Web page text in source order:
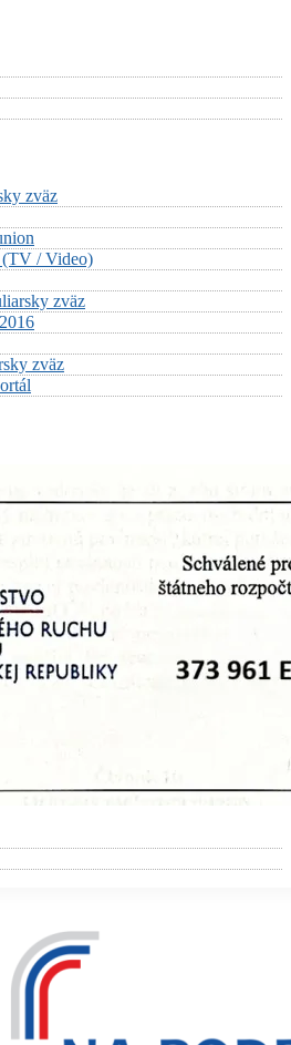
zväz
(TV / Video)
zväz
zväz